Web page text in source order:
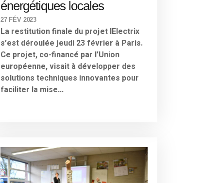
énergétiques locales
27 FÉV 2023
La restitution finale du projet IElectrix
s’est déroulée jeudi 23 février à Paris.
Ce projet, co-financé par l’Union
européenne, visait à développer des
solutions techniques innovantes pour
faciliter la mise...